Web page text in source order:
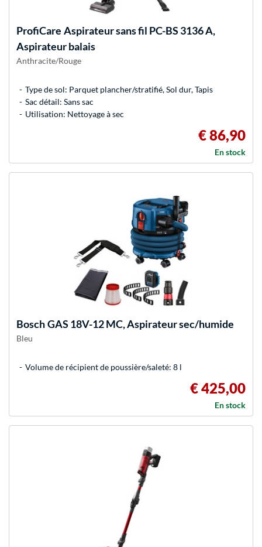
ProfiCare Aspirateur sans fil PC-BS 3136 A,
Aspirateur balais
Anthracite/Rouge
Type de sol: Parquet plancher/stratifié, Sol dur, Tapis
Sac détail: Sans sac
Utilisation: Nettoyage à sec
€ 86,90
En stock
BoschGAS 18V-12 MC, Aspirateur sec/humide
Bleu
Volume de récipient de poussière/saleté: 8 l
€ 425,00
En stock